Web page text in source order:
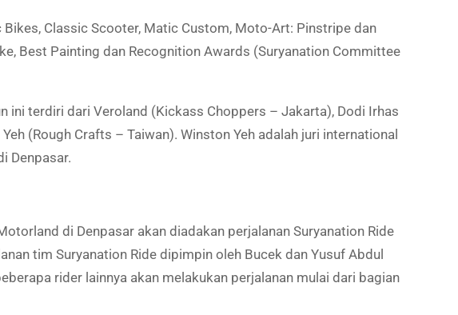
Classic Scooter, Matic Custom, Moto-Art: Pinstripe dan
Best Painting dan Recognition Awards (Suryanation Committee
ini terdiri dari Veroland (Kickass Choppers – Jakarta), Dodi Irhas
(Rough Crafts – Taiwan). Winston Yeh adalah juri international
Denpasar.
di Denpasar akan diadakan perjalanan Suryanation Ride
tim Suryanation Ride dipimpin oleh Bucek dan Yusuf Abdul
rider lainnya akan melakukan perjalanan mulai dari bagian